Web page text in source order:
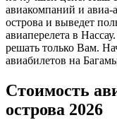
авиакомпаний и авиа-
острова и выведет
авиаперелета в
решать только Вам.
авиабилетов на
Стоимость
острова 2026